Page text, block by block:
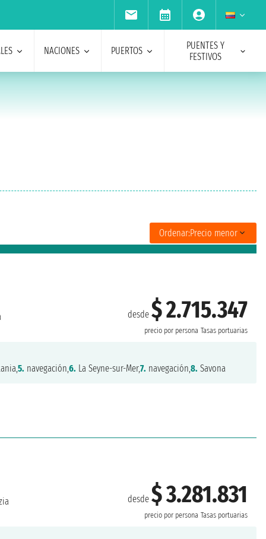
NACIONES PUERTOS
PUENTES Y
FESTIVOS
Ordenar:Precio menor
desde$ 2.715.347
precio por persona Tasas portuarias
5. navegación,6. La Seyne-sur-Mer,7. navegación,8. Savona
desde$ 3.281.831
precio por persona Tasas portuarias